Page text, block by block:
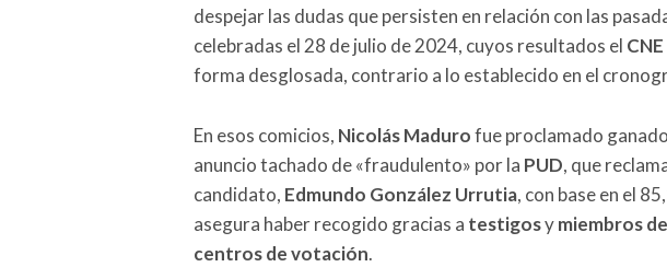
despejar las dudas que persisten en relación con las
celebradas el 28 de julio de 2024, cuyos resultados el CNE
forma desglosada, contrario a lo establecido en el
En esos comicios, Nicolás Madurofue proclamado
anuncio tachado de «fraudulento» por la PUD, que
candidato, Edmundo González Urrutia, con base en el
asegura haber recogido gracias a testigosymiembros
centros de votación.